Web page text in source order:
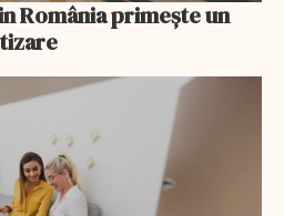
România primește un